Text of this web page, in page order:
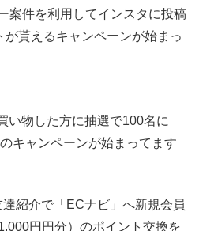
案件を利用してインスタに投稿
貰えるキャンペーンが始まっ
い物した方に抽選で100名に
キャンペーンが始まってます
紹介で「ECナビ」へ新規会員
円円分）のポイント交換を